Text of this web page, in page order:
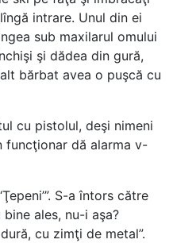
intrare. Unul din ei
sub maxilarul omului
şi dădea din gură,
bărbat avea o puşcă cu
cu pistolul, deşi nimeni
funcţionar dă alarma v-
S-a întors către
ales, nu-i aşa?
cu zimţi de metal”.